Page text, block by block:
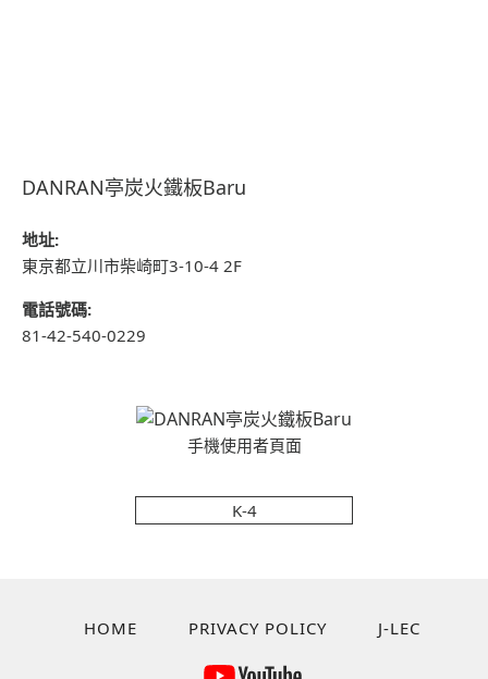
DANRAN亭炭火鐵板Baru
地址:
東京都立川市柴崎町3-10-4 2F
電話號碼:
81-42-540-0229
手機使用者頁面
K-4
HOME PRIVACY POLICY J-LEC